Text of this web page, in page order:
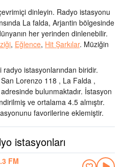
dinleyin. Radyo istasyonu
La falda, Arjantin bölgesinde
her yerinden dinlenebilir.
, Eğlence, Hit Şarkılar. Müziğin
istasyonlarından biridir.
Lorenzo 118 , La Falda ,
bulunmaktadır. İstasyon
ve ortalama 4.5 almıştır.
favorilerine eklemiştir.
istasyonları
FM